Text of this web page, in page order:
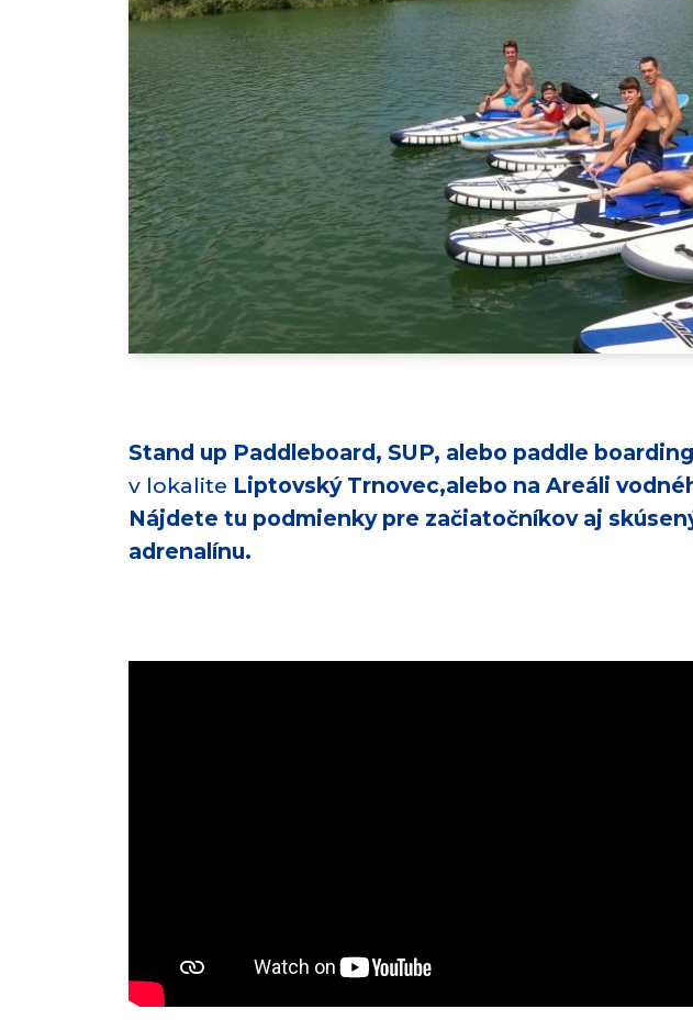
Stand up Paddleboard, SUP, alebo paddle boarding
v lokalite Liptovský Trnovec,alebo na Areáli
Nájdete tu podmienky pre začiatočníkov aj
adrenalínu.